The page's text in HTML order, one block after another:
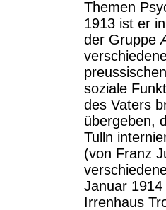
Themen
1913 ist er
der Gruppe
soziale
des Vaters
übergeben,
Tulln
(von Franz
Januar
Irrenhaus